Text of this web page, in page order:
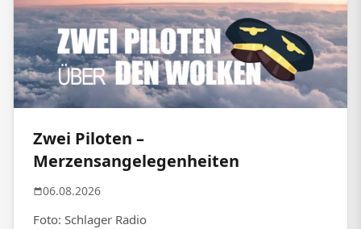
Zwei Piloten –
Merzensangelegenheiten
06.08.2026
Foto: Schlager Radio